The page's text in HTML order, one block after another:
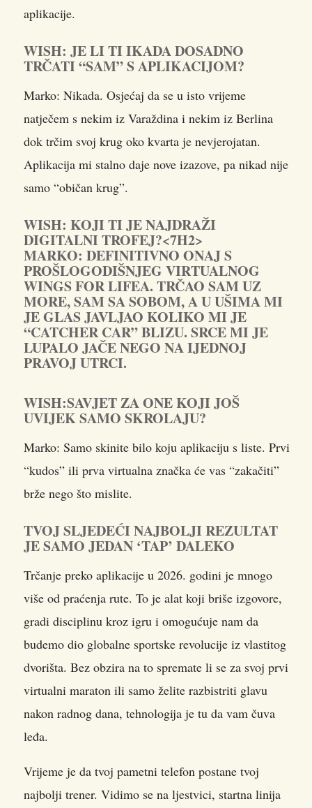
aplikacije.
WISH: JE LI TI IKADA DOSADNO
TRČATI “SAM” S APLIKACIJOM?
Marko: Nikada. Osjećaj da se u isto vrijeme
natječem s nekim iz Varaždina i nekim iz Berlina
dok trčim svoj krug oko kvarta je nevjerojatan.
Aplikacija mi stalno daje nove izazove, pa nikad nije
samo “običan krug”.
WISH: KOJI TI JE NAJDRAŽI
DIGITALNI TROFEJ?<7H2>
MARKO: DEFINITIVNO ONAJ S
PROŠLOGODIŠNJEG VIRTUALNOG
WINGS FOR LIFEA. TRČAO SAM UZ
MORE, SAM SA SOBOM, A U UŠIMA MI
JE GLAS JAVLJAO KOLIKO MI JE
“CATCHER CAR” BLIZU. SRCE MI JE
LUPALO JAČE NEGO NA IJEDNOJ
PRAVOJ UTRCI.
WISH:SAVJET ZA ONE KOJI JOŠ
UVIJEK SAMO SKROLAJU?
Marko: Samo skinite bilo koju aplikaciju s liste. Prvi
“kudos” ili prva virtualna značka će vas “zakačiti”
brže nego što mislite.
TVOJ SLJEDEĆI NAJBOLJI REZULTAT
JE SAMO JEDAN ‘TAP’ DALEKO
Trčanje preko aplikacije u 2026. godini je mnogo
više od praćenja rute. To je alat koji briše izgovore,
gradi disciplinu kroz igru i omogućuje nam da
budemo dio globalne sportske revolucije iz vlastitog
dvorišta. Bez obzira na to spremate li se za svoj prvi
virtualni maraton ili samo želite razbistriti glavu
nakon radnog dana, tehnologija je tu da vam čuva
leđa.
Vrijeme je da tvoj pametni telefon postane tvoj
najbolji trener. Vidimo se na ljestvici, startna linija